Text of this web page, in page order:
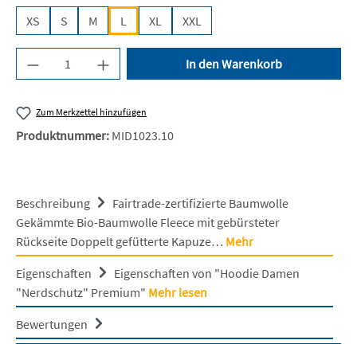
XS
S M L XL XXL
Produkt Anzahl: Gib den gewünschten Wert
In den Warenkorb
Zum Merkzettel hinzufügen
Produktnummer: MID1023.10
Beschreibung
Fairtrade-zertifizierte Baumwolle
Gekämmte Bio-Baumwolle Fleece mit gebürsteter
Rückseite Doppelt gefütterte Kapuze… Mehr
Eigenschaften
Eigenschaften von "Hoodie Damen
"Nerdschutz" Premium" Mehr lesen
Bewertungen